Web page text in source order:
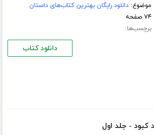
موضوع:دانلود رایگان بهترین کتاب‌های داستان
۷۴ صفحه
برچسب‌ها:
دانلود کتاب
کبود - جلد اول